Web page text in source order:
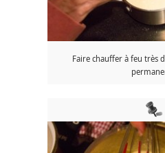
Faire chauffer à feu très